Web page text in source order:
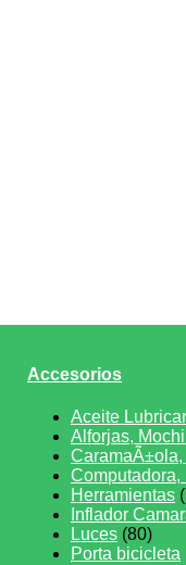
Accesorios
Aceite
Alforjas,
Computadora,
Herramientas
Inflador
Luces (80)
Porta bicicleta